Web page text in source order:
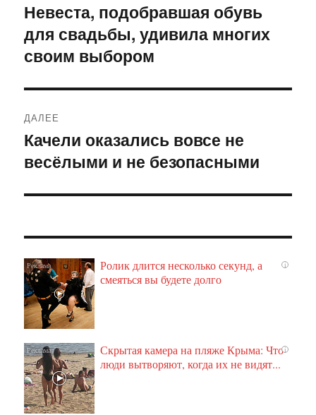
по
записям
Предыдущая
запись:
Невеста, подобравшая обувь
для свадьбы, удивила многих
своим выбором
ДАЛЕЕ
Следующая
запись:
Качели оказались вовсе не
весёлыми и не безопасными
i
Ролик длится несколько секунд, а
смеяться вы будете долго
i
Скрытая камера на пляже Крыма: Что
люди вытворяют, когда их не видят...